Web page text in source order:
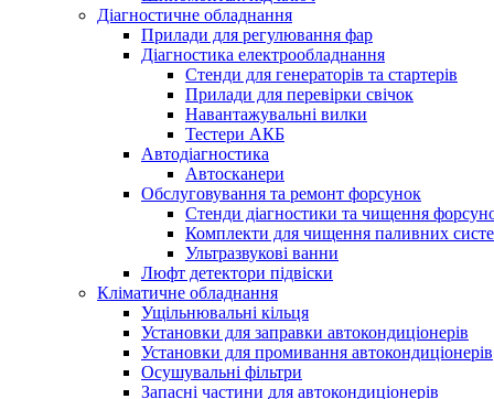
Діагностичне обладнання
Прилади для регулювання фар
Діагностика електрообладнання
Стенди для генераторів та стартерів
Прилади для перевірки свічок
Навантажувальні вилки
Тестери АКБ
Автодіагностика
Автосканери
Обслуговування та ремонт форсунок
Стенди діагностики та чищення
Комплекти для чищення паливних
Ультразвукові ванни
Люфт детектори підвіски
Кліматичне обладнання
Ущільнювальні кільця
Установки для заправки автокондиціонерів
Установки для промивання автокондиціонерів
Осушувальні фільтри
Запасні частини для автокондиціонерів